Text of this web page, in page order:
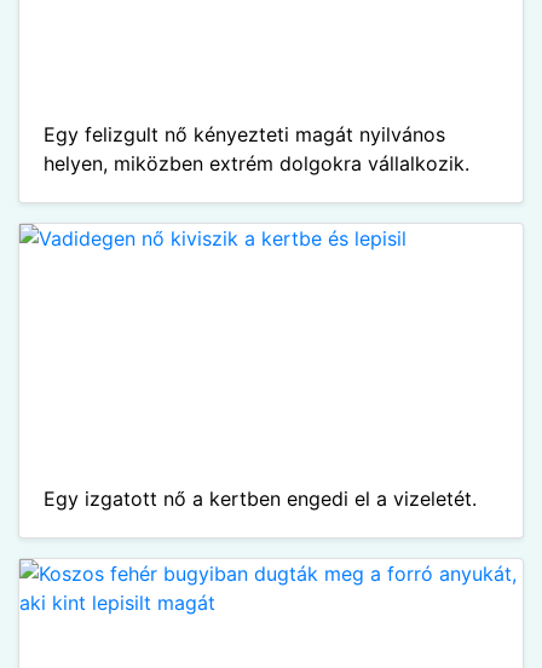
Egy felizgult nő kényezteti magát nyilvános
helyen, miközben extrém dolgokra vállalkozik.
Egy izgatott nő a kertben engedi el a vizeletét.